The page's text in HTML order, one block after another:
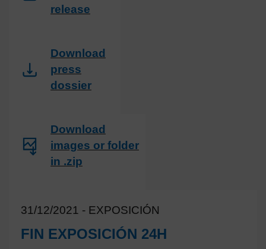
release
Download
press
dossier
Download
images or folder
in .zip
31/12/2021 - EXPOSICIÓN
FIN EXPOSICIÓN 24H